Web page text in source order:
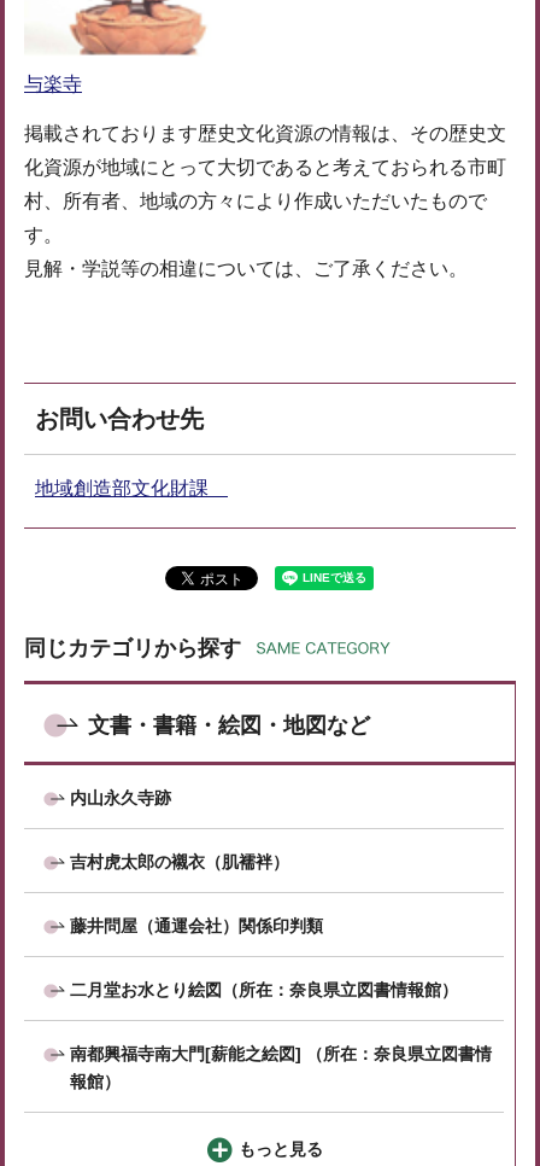
与楽寺
掲載されております歴史文化資源の情報は、その歴史文
化資源が地域にとって大切であると考えておられる市町
村、所有者、地域の方々により作成いただいたもので
す。
見解・学説等の相違については、ご了承ください。
お問い合わせ先
地域創造部文化財課
同じカテゴリから探す
文書・書籍・絵図・地図など
内山永久寺跡
吉村虎太郎の襯衣（肌襦袢）
藤井問屋（通運会社）関係印判類
二月堂お水とり絵図（所在：奈良県立図書情報館）
南都興福寺南大門[薪能之絵図] （所在：奈良県立図書情
報館）
もっと見る